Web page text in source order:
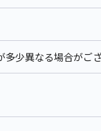
少異なる場合がござ